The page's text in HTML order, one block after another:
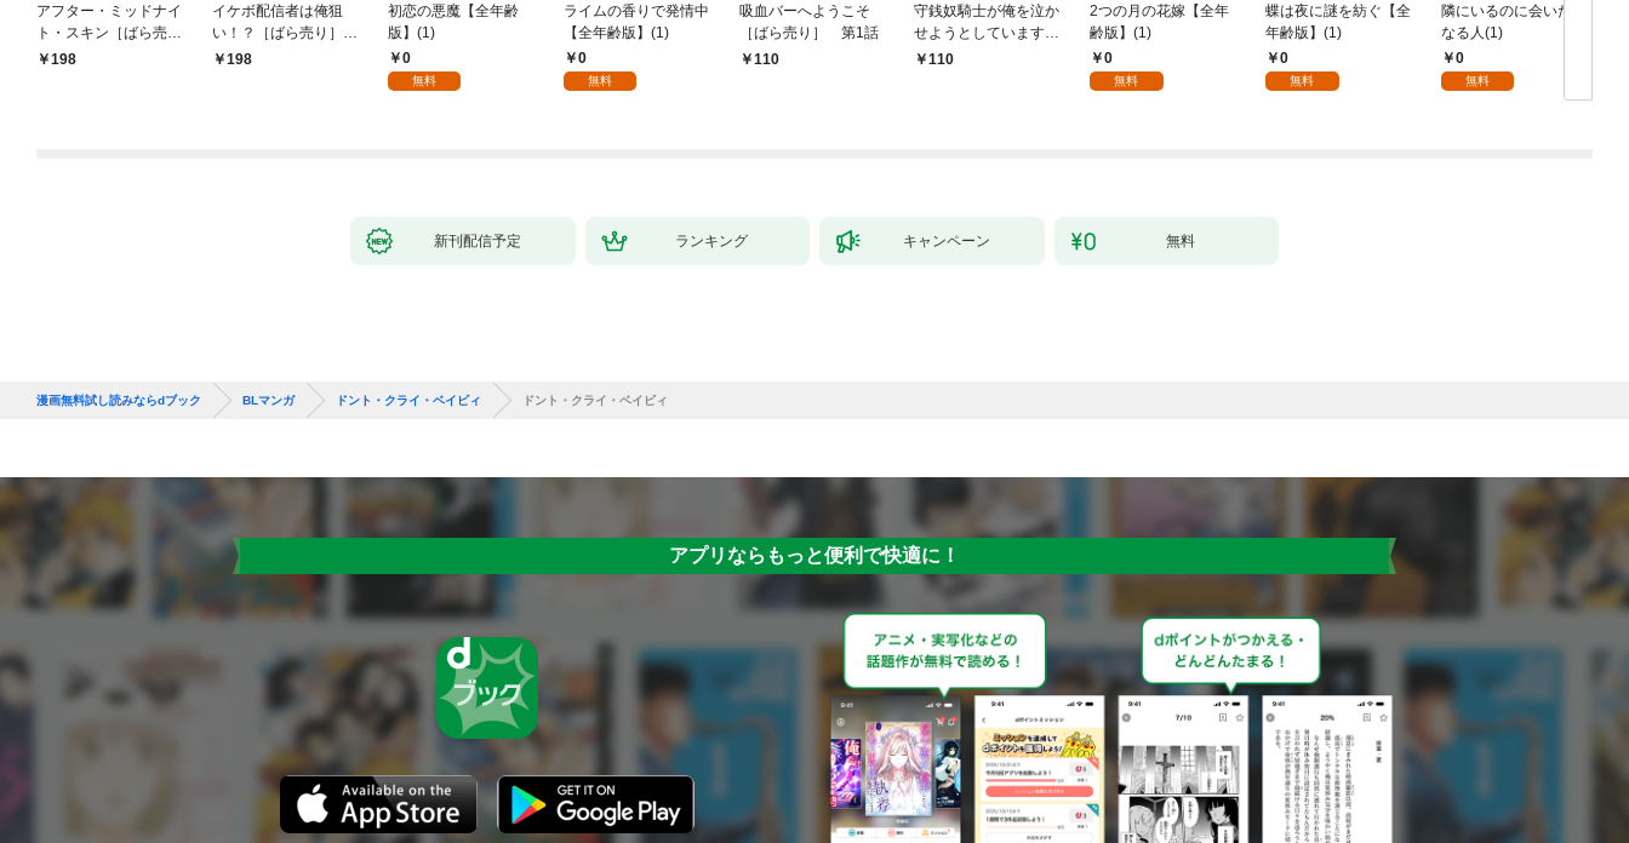
アフター・ミッドナイ
ト・スキン［ばら売
り］ 第1話
198
イケボ配信者は俺狙
い！？［ばら売り］
第1話
198
初恋の悪魔【全年齢
版】(1)
0
無料
ライムの香りで発情中
【全年齢版】(1)
0
無料
吸血バーへようこそ
［ばら売り］ 第1話
110
守銭奴騎士が俺を泣か
せようとしています
【単話】 1
110
2つの月の花嫁【全年
齢版】(1)
0
無料
蝶は夜に謎を紡ぐ【全
年齢版】(1)
0
無料
隣にいるのに会いたく
なる人(1)
0
無料
新刊配信予定 ランキング キャンペーン 無料
漫画無料試し読みならdブック BLマンガ ドント・クライ・ベイビィ ドント・クライ・ベイビィ
アプリならもっと便利で快適に！